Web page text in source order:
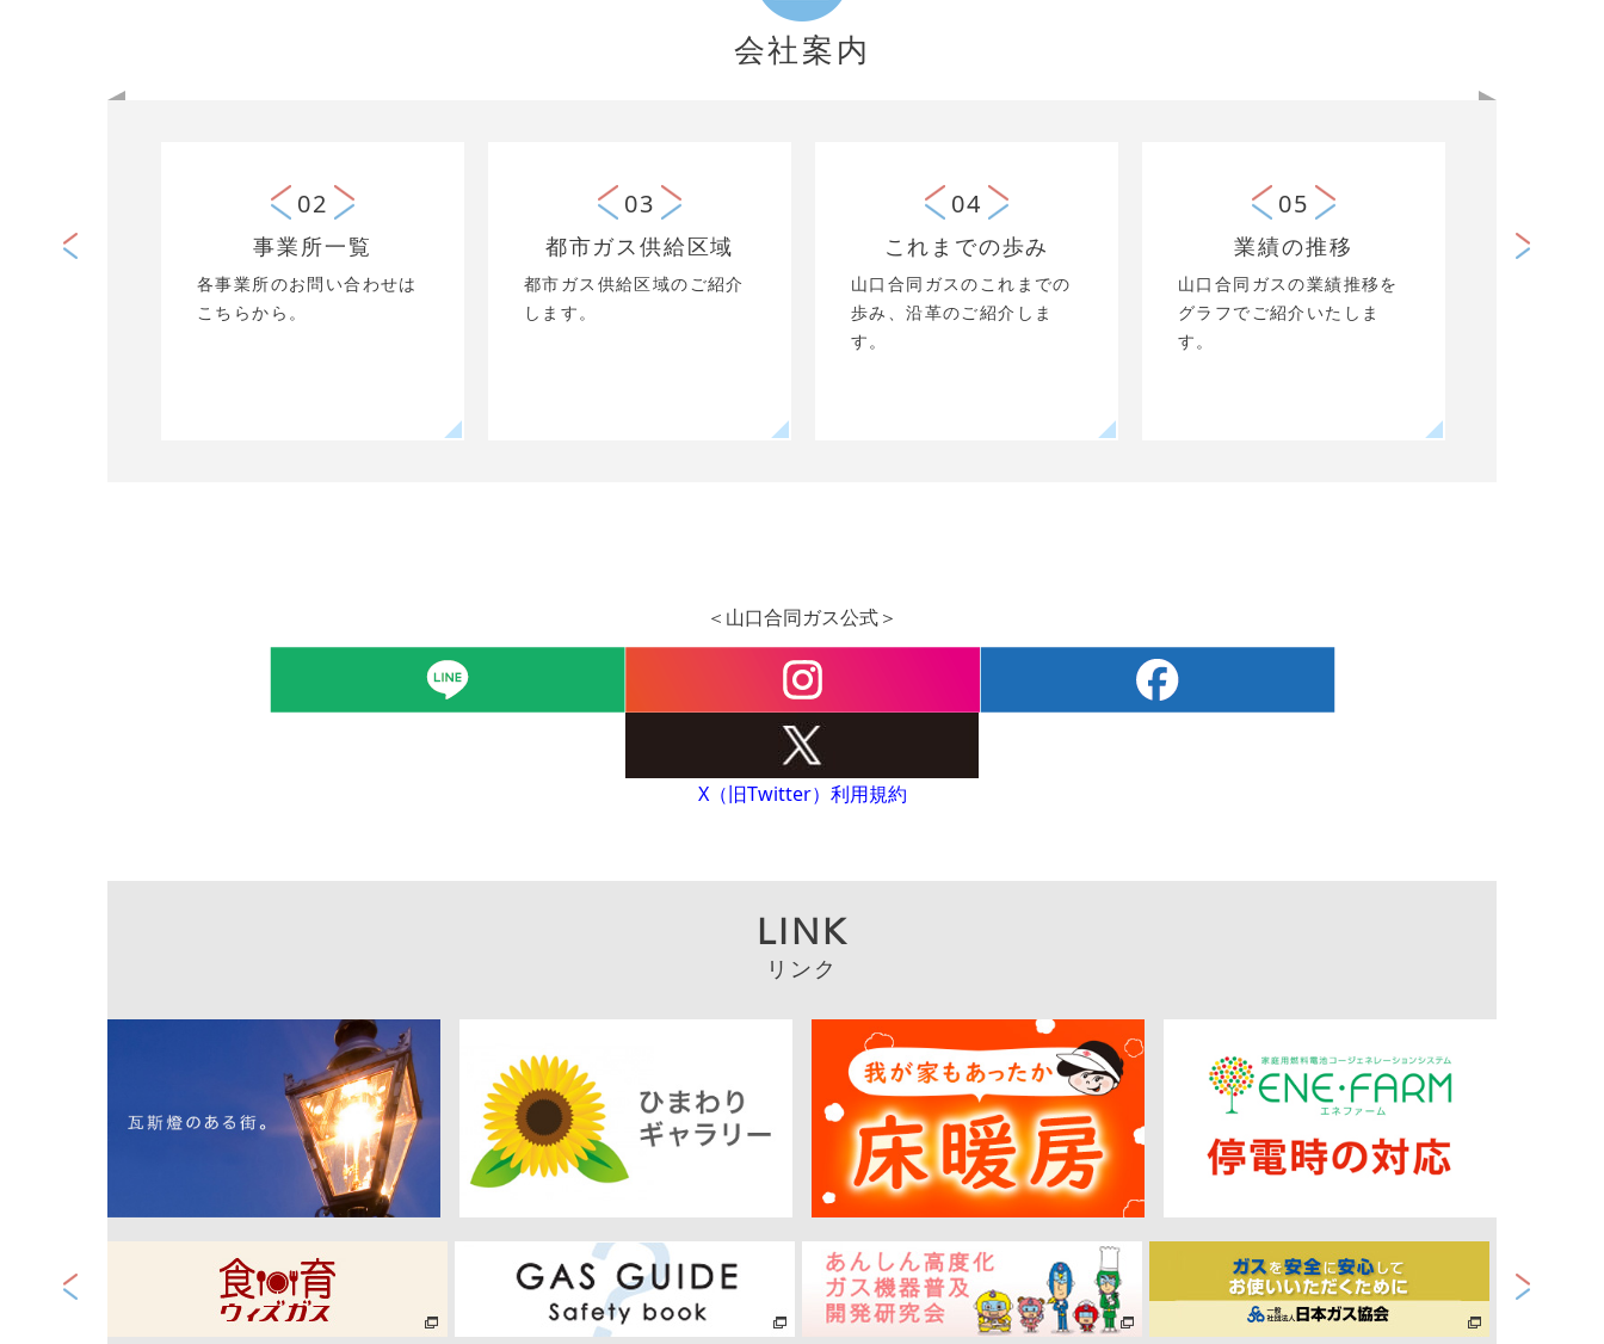
会社案内
挨拶）
02
事業所一覧
各事業所のお問い合わせは
こちらから。
03
都市ガス供給区域
都市ガス供給区域のご紹介
します。
04
これまでの歩み
山口合同ガスのこれまでの
歩み、沿革のご紹介しま
す。
05
業績の推移
山口合同ガスの業績推移を
グラフでご紹介いたしま
す。
＜山口合同ガス公式＞
X（旧Twitter）利用規約
LINK
リンク